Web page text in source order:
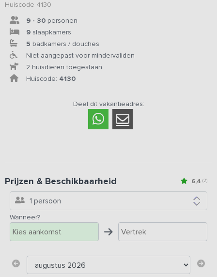
Huiscode 4130
9 - 30 personen
9 slaapkamers
5 badkamers / douches
Niet aangepast voor mindervaliden
2 huisdieren toegestaan
Huiscode: 4130
Deel dit vakantieadres:
6,4 (2)
Prijzen & Beschikbaarheid
1 persoon
Wanneer?